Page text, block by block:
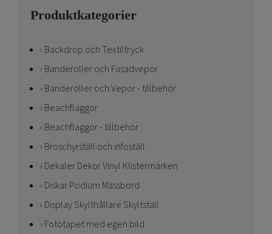
Produktkategorier
Backdrop och Textiltryck
Banderoller och Fasadvepor
Banderoller och Vepor - tillbehör
Beachflaggor
Beachflaggor - tillbehör
Broschyrställ och infoställ
Dekaler Dekor Vinyl Klistermärken
Diskar Podium Mässbord
Display Skylthållare Skyltställ
Fototapet med egen bild